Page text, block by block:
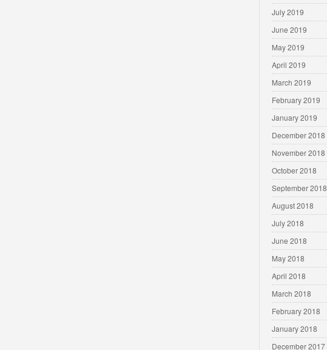
July 2019
June 2019
May 2019
April 2019
March 2019
February 2019
January 2019
December 2018
November 2018
October 2018
September 2018
August 2018
July 2018
June 2018
May 2018
April 2018
March 2018
February 2018
January 2018
December 2017